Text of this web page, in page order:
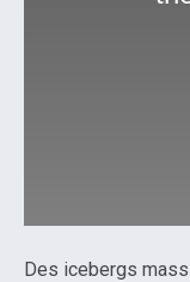
Des icebergs